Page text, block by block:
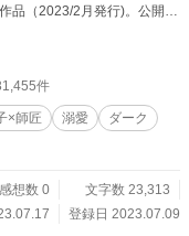
品（2023/2月発行)。公開終
イトにも転載。
件
×師匠 溺愛
ダーク
感想数 0
文字数 23,313
登録日 2023.07.09